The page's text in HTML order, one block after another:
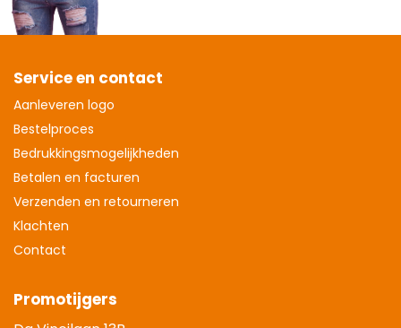
Service en contact
Aanleveren logo
Bestelproces
Bedrukkingsmogelijkheden
Betalen en facturen
Verzenden en retourneren
Klachten
Contact
Promotijgers